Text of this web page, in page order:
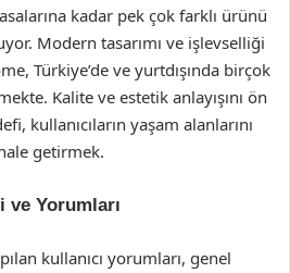
kadar pek çok farklı ürünü
Modern tasarımı ve işlevselliği
Türkiye’de ve yurtdışında birçok
Kalite ve estetik anlayışını ön
kullanıcıların yaşam alanlarını
getirmek.
ve Yorumları
kullanıcı yorumları, genel